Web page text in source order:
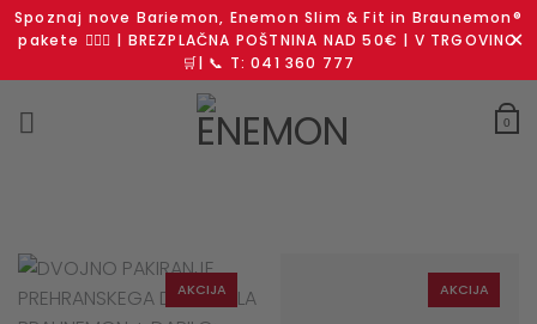
Spoznaj nove Bariemon, Enemon Slim & Fit in Braunemon®
pakete 🧘🏻‍♀️ | BREZPLAČNA POŠTNINA NAD 50€ | V TRGOVINO
🛒| 📞 T: 041 360 777
✕
0
LIMITED
EDITION
AKCIJA AKCIJA